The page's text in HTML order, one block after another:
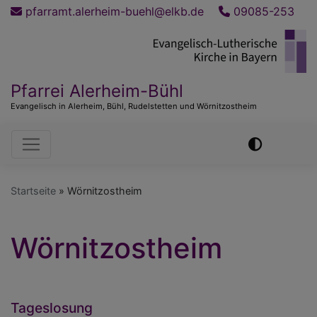
Direktpfarramt.alerheim-buehl@elkb.de 09085-253
Pfarrei Alerheim-Bühl
Evangelisch in Alerheim, Bühl, Rudelstetten und Wörnitzostheim
Hauptnavigation
Startseite Wörnitzostheim
Wörnitzostheim
Tageslosung